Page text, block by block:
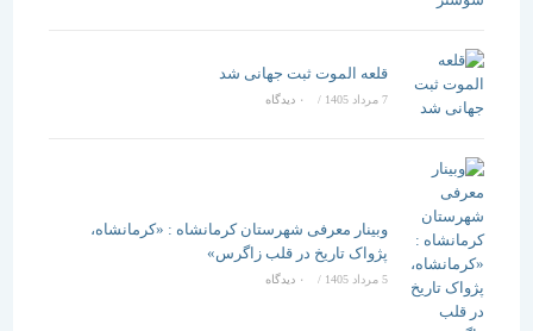
قلعه الموت ثبت جهانی شد
/ ۰ دیدگاه
وبینار معرفی شهرستان کرمانشاه : «کرمانشاه،
پژواک تاریخ در قلب زاگرس»
5 مرداد 1405 / ۰ دیدگاه